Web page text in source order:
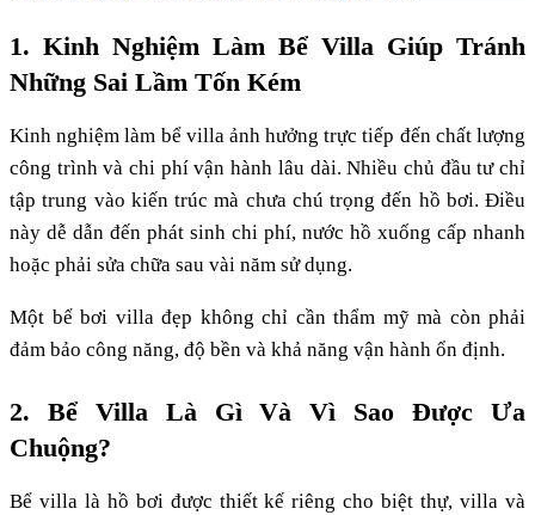
1. Kinh Nghiệm Làm Bể Villa Giúp Tránh
Những Sai Lầm Tốn Kém
Kinh nghiệm làm bể villa ảnh hưởng trực tiếp đến chất lượng
công trình và chi phí vận hành lâu dài. Nhiều chủ đầu tư chỉ
tập trung vào kiến trúc mà chưa chú trọng đến hồ bơi. Điều
này dễ dẫn đến phát sinh chi phí, nước hồ xuống cấp nhanh
hoặc phải sửa chữa sau vài năm sử dụng.
Một bể bơi villa đẹp không chỉ cần thẩm mỹ mà còn phải
đảm bảo công năng, độ bền và khả năng vận hành ổn định.
2. Bể Villa Là Gì Và Vì Sao Được Ưa
Chuộng?
Bể villa là hồ bơi được thiết kế riêng cho biệt thự, villa và